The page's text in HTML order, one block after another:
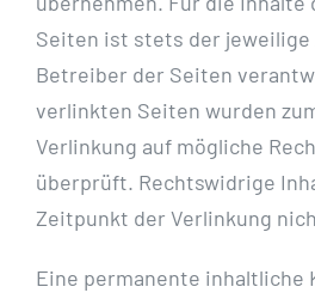
Seiten ist stets der
Betreiber der Seiten
verlinkten Seiten wurden
Verlinkung auf mögliche
überprüft. Rechtswidrige
Zeitpunkt der Verlinkung
Eine permanente inhaltliche